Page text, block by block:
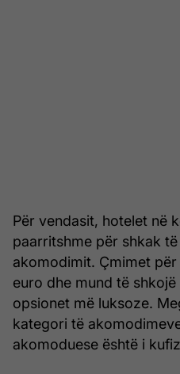
Për vendasit, hotelet në
paarritshme për shkak
akomodimit. Çmimet
euro dhe mund të
opsionet më luksoze.
kategori të
akomoduese është i